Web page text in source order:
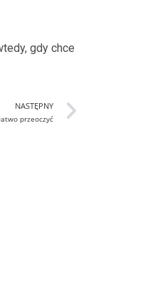
gdy chce
NASTĘPNY
przeoczyć